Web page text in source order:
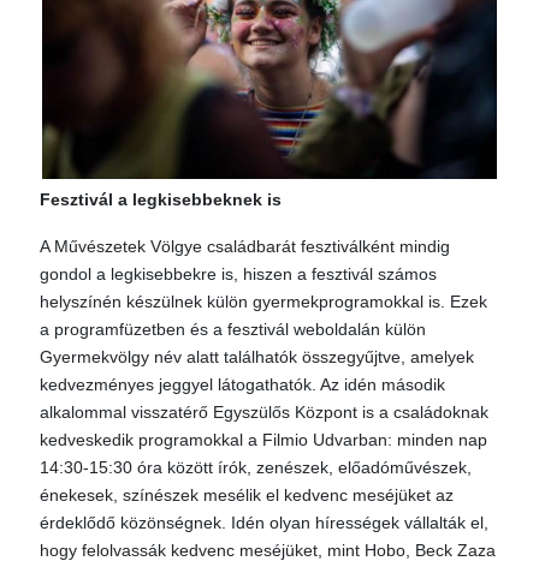
Fesztivál a legkisebbeknek is
A Művészetek Völgye családbarát fesztiválként mindig
gondol a legkisebbekre is, hiszen a fesztivál számos
helyszínén készülnek külön gyermekprogramokkal is. Ezek
a programfüzetben és a fesztivál weboldalán külön
Gyermekvölgy név alatt találhatók összegyűjtve, amelyek
kedvezményes jeggyel látogathatók. Az idén második
alkalommal visszatérő Egyszülős Központ is a családoknak
kedveskedik programokkal a Filmio Udvarban: minden nap
14:30-15:30 óra között írók, zenészek, előadóművészek,
énekesek, színészek mesélik el kedvenc meséjüket az
érdeklődő közönségnek. Idén olyan hírességek vállalták el,
hogy felolvassák kedvenc meséjüket, mint Hobo, Beck Zaza